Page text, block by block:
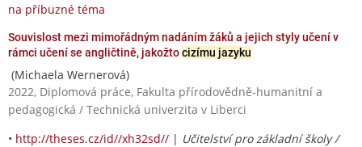
na příbuzné téma
Souvislost mezi mimořádným nadáním žáků a jejich styly učení v
rámci učení se angličtině, jakožtocizímu jazyku
(Michaela Wernerová)
2022, Diplomová práce, Fakulta přírodovědně-humanitní a
pedagogická / Technická univerzita v Liberci
• http://theses.cz/id//xh32sd// | Učitelství pro základní školy /